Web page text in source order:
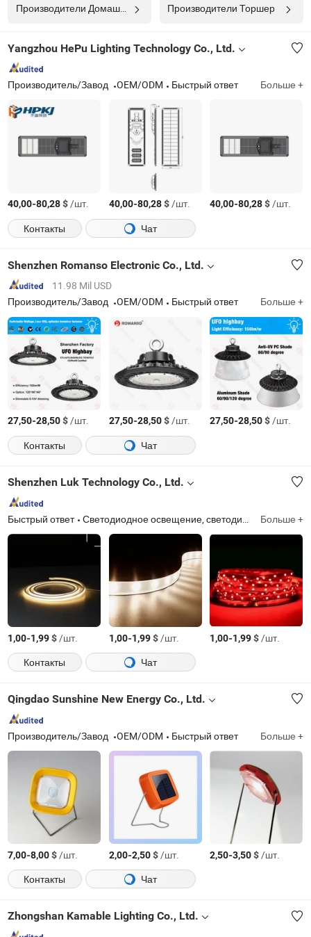
Производители Домашнее Освещение Производители Торшер
Yangzhou HePu Lighting Technology Co., Ltd.
Производитель/Завод OEM/ODM Быстрый ответ Больше +
40,00-80,28$/шт. 40,00-80,28$/шт. 40,00-80,28$/шт.
Контакты
Чат
Shenzhen Romanso Electronic Co., Ltd.
11.98 Mil USD
Производитель/Завод
OEM/ODM Быстрый ответ Больше +
27,50-28,50$/шт. 27,50-28,50$/шт. 27,50-28,50$/шт.
Контакты
Чат
Shenzhen Luk Technology Co., Ltd.
Быстрый ответ Светодиодное освещение, светодиодные ленты, светодиодные модули, неоновая лента, уличное освещение Больше +
1,00-1,99$/шт. 1,00-1,99$/шт. 1,00-1,99$/шт.
Контакты
Чат
Qingdao Sunshine New Energy Co., Ltd.
Производитель/Завод OEM/ODM Быстрый ответ Больше +
7,00-8,00$/шт. 2,00-2,50$/шт. 2,50-3,50$/шт.
Контакты
Чат
Zhongshan Kamable Lighting Co., Ltd.